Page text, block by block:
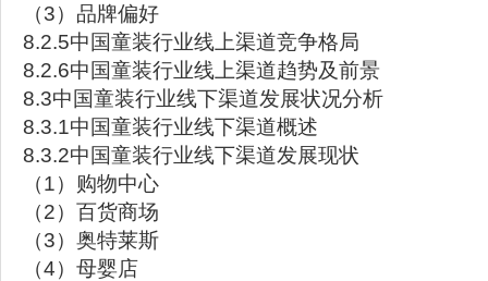
（3）品牌偏好
8.2.5中国童装行业线上渠道竞争格局
8.2.6中国童装行业线上渠道趋势及前景
8.3中国童装行业线下渠道发展状况分析
8.3.1中国童装行业线下渠道概述
8.3.2中国童装行业线下渠道发展现状
（1）购物中心
（2）百货商场
（3）奥特莱斯
（4）母婴店